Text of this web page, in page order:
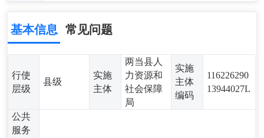
基本信息 常见问题
行使
层级
县级
实施
主体
两当县人
力资源和
社会保障
局
实施
主体
编码
116226290
13944027L
公共
服务